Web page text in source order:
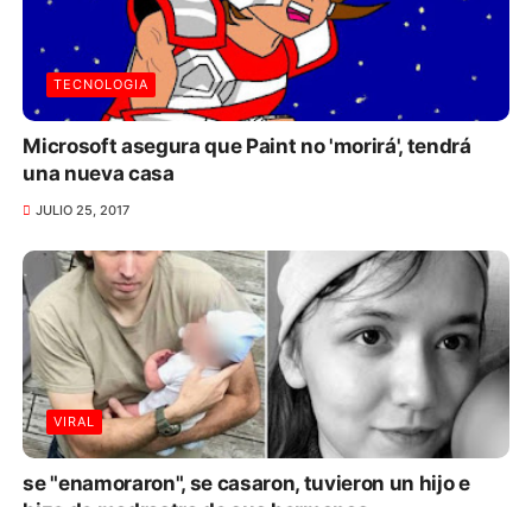
TECNOLOGIA
Microsoft asegura que Paint no 'morirá', tendrá
una nueva casa
JULIO 25, 2017
VIRAL
se "enamoraron", se casaron, tuvieron un hijo e